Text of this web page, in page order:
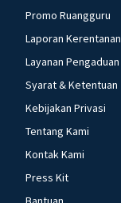
Promo Ruangguru
Laporan Kerentanan
Layanan Pengaduan
Syarat & Ketentuan
Kebijakan Privasi
Tentang Kami
Kontak Kami
Press Kit